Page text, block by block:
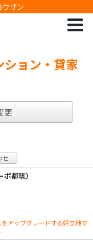
ウザン
ョン・貸家
更
せ
都筑）
アップグレードする好立地マ